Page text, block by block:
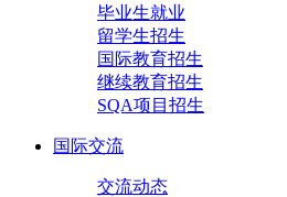
毕业生就业
留学生招生
国际教育招生
继续教育招生
SQA项目招生
国际交流
交流动态